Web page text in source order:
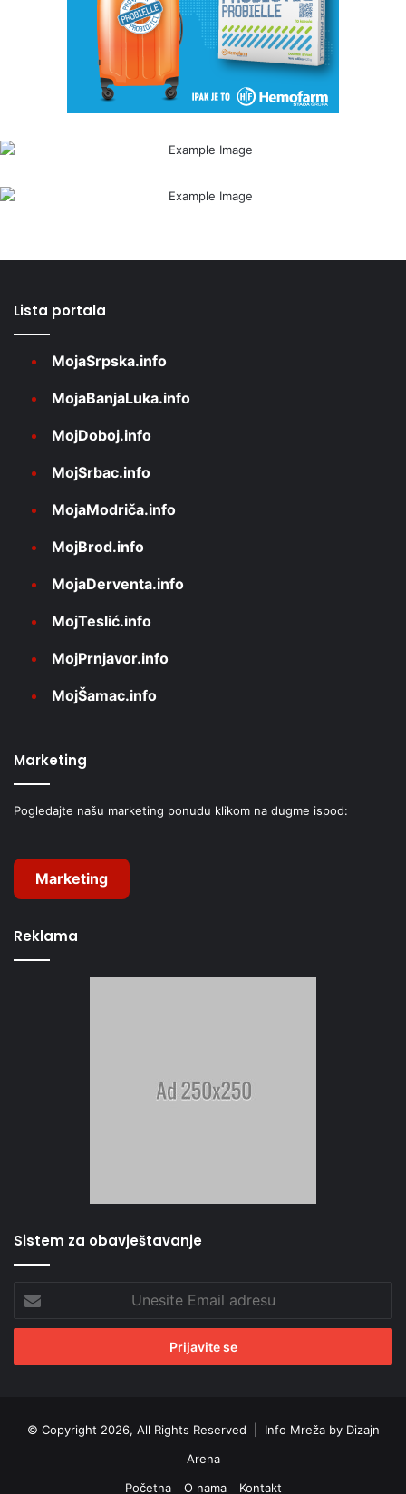
Lista portala
MojaSrpska.info
MojaBanjaLuka.info
MojDoboj.info
MojSrbac.info
MojaModriča.info
MojBrod.info
MojaDerventa.info
MojTeslić.info
MojPrnjavor.info
MojŠamac.info
Marketing
Pogledajte našu marketing ponudu klikom na dugme ispod:
Marketing
Reklama
Sistem za obavještavanje
Email
adresu
© Copyright 2026, All Rights Reserved | Info Mreža by Dizajn
Arena
Početna
O nama Kontakt